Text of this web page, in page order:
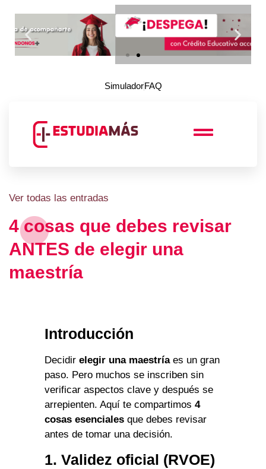
SimuladorFAQ
Ver todas las entradas
4 cosas que debes revisar
ANTES de elegir una
maestría
Introducción
Decidir elegir una maestríaes un gran
paso. Pero muchos se inscriben sin
verificar aspectos clave y después se
arrepienten. Aquí te compartimos 4
cosas esenciales que debes revisar
antes de tomar una decisión.
1. Validez oficial (RVOE)